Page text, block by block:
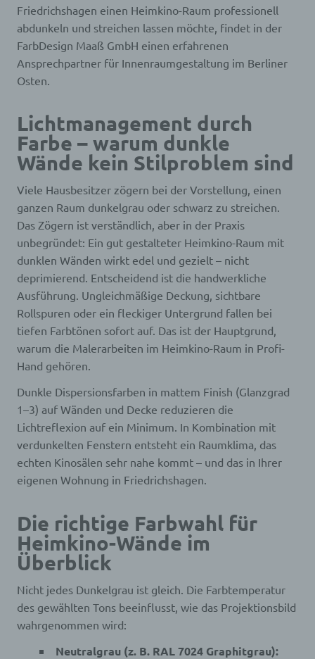
Friedrichshagen einen Heimkino-Raum professionell
abdunkeln und streichen lassen möchte, findet in der
FarbDesign Maaß GmbH einen erfahrenen
Ansprechpartner für Innenraumgestaltung im Berliner
Osten.
Lichtmanagement durch
Farbe – warum dunkle
Wände kein Stilproblem sind
Viele Hausbesitzer zögern bei der Vorstellung, einen
ganzen Raum dunkelgrau oder schwarz zu streichen.
Das Zögern ist verständlich, aber in der Praxis
unbegründet: Ein gut gestalteter Heimkino-Raum mit
dunklen Wänden wirkt edel und gezielt – nicht
deprimierend. Entscheidend ist die handwerkliche
Ausführung. Ungleichmäßige Deckung, sichtbare
Rollspuren oder ein fleckiger Untergrund fallen bei
tiefen Farbtönen sofort auf. Das ist der Hauptgrund,
warum die Malerarbeiten im Heimkino-Raum in Profi-
Hand gehören.
Dunkle Dispersionsfarben in mattem Finish (Glanzgrad
1–3) auf Wänden und Decke reduzieren die
Lichtreflexion auf ein Minimum. In Kombination mit
verdunkelten Fenstern entsteht ein Raumklima, das
echten Kinosälen sehr nahe kommt – und das in Ihrer
eigenen Wohnung in Friedrichshagen.
Die richtige Farbwahl für
Heimkino-Wände im
Überblick
Nicht jedes Dunkelgrau ist gleich. Die Farbtemperatur
des gewählten Tons beeinflusst, wie das Projektionsbild
wahrgenommen wird:
Neutralgrau (z. B. RAL 7024 Graphitgrau):